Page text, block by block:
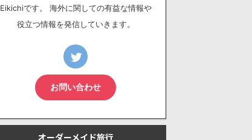
Eikichiです。 海外に関しての有益な情報や
役立つ情報を発信していきます。
お問い合わせ
オーダーメイド旅行